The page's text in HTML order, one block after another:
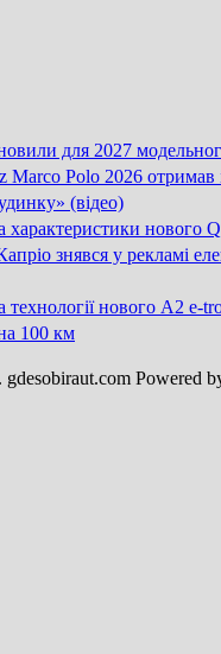
для 2027
Marco Polo 2026 отримав
(відео)
характеристики нового
знявся у рекламі
технології нового A2 e-
100 км
gdesobiraut.com Powered